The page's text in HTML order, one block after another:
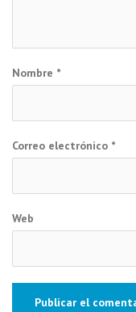
Nombre *
Correo electrónico *
Web